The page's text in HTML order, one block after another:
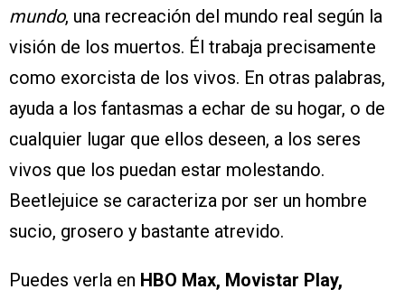
mundo, una recreación del mundo real según la
visión de los muertos. Él trabaja precisamente
como exorcista de los vivos. En otras palabras,
ayuda a los fantasmas a echar de su hogar, o de
cualquier lugar que ellos deseen, a los seres
vivos que los puedan estar molestando.
Beetlejuice se caracteriza por ser un hombre
sucio, grosero y bastante atrevido.
Puedes verla en HBO Max, Movistar Play,